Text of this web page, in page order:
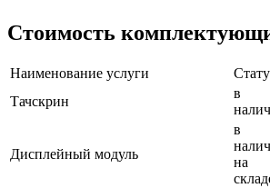
Стоимость
Наименование услуги
Тачскрин
в
Дисплейный модуль
в
на